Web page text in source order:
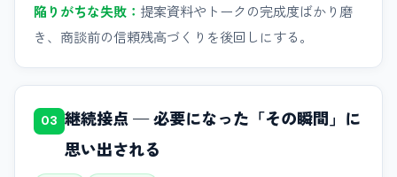
陥りがちな失敗： 提案資料やトークの完成度ばかり磨
き、商談前の信頼残高づくりを後回しにする。
03 継続接点 — 必要になった「その瞬間」に
思い出される